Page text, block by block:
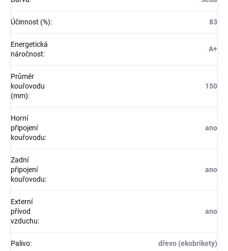
Účinnost (%): 83
Energetická
náročnost:
A+
Průměr
kouřovodu
(mm):
150
Horní
připojení
kouřovodu:
ano
Zadní
připojení
kouřovodu:
ano
Externí
přívod
vzduchu:
ano
Palivo: dřevo (ekobrikety)